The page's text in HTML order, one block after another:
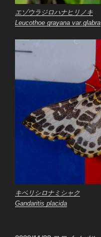
エゾウラジロハナヒリノキ
Leucothoe grayana var.glabra
キベリシロナミシャク
Gandaritis placida